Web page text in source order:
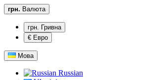
грн. Валюта
грн. Гривна
€ Евро
Мова
Russian